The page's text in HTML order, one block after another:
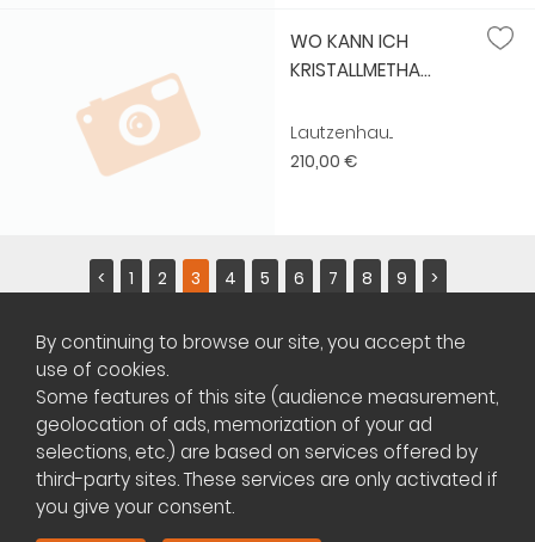
WO KANN ICH
KRISTALLMETHA...
Lautzenhau...
210,00 €
< 1 2 3 4 5 6 7 8 9 >
Copyright ©Plateforme africaine des annonces immobilières
Management of cookies
By continuing to browse our site, you accept the
use of cookies.
Some features of this site (audience measurement,
geolocation of ads, memorization of your ad
selections, etc.) are based on services offered by
third-party sites. These services are only activated if
you give your consent.